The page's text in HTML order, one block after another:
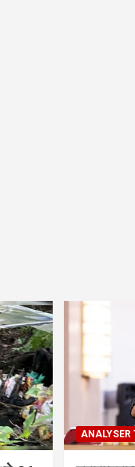
ANALYSER